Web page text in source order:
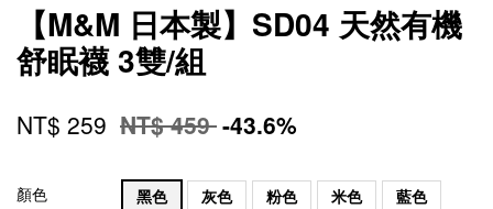
【M&M 日本製】SD04 天然有機
舒眠襪 3雙/組
NT$ 259 NT$ 459-43.6%
顏色 黑色 灰色 粉色 米色 藍色